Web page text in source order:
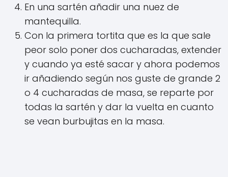
En una sartén añadir una nuez de
mantequilla.
Con la primera tortita que es la que sale
peor solo poner dos cucharadas, extender
y cuando ya esté sacar y ahora podemos
ir añadiendo según nos guste de grande 2
o 4 cucharadas de masa, se reparte por
todas la sartén y dar la vuelta en cuanto
se vean burbujitas en la masa.